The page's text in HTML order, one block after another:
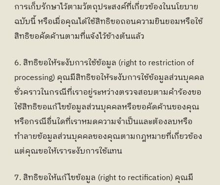
การเก็บรักษาไว้ตามวัตถุประสงค์ที่เกี่ยวข้องในนโยบาย
ฉบับนี้ หรือเมื่อคุณได้ใช้สิทธิขอถอนความยินยอมหรือใช้
สิทธิขอคัดค้านตามที่แจ้งไว้ข้างต้นแล้ว
6. สิทธิขอให้ระงับการใช้ข้อมูล (right to restriction of
processing) คุณมีสิทธิขอให้ระงับการใช้ข้อมูลส่วนบุคคล
ชั่วคราวในกรณีที่เราอยู่ระหว่างตรวจสอบตามคำร้องขอ
ใช้สิทธิขอแก้ไขข้อมูลส่วนบุคคลหรือขอคัดค้านของคุณ
หรือกรณีอื่นใดที่เราหมดความจำเป็นและต้องลบหรือ
ทำลายข้อมูลส่วนบุคคลของคุณตามกฎหมายที่เกี่ยวข้อง
แต่คุณขอให้เราระงับการใช้แทน
7. สิทธิขอให้แก้ไขข้อมูล (right to rectification) คุณมี